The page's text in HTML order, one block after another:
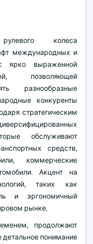
колеса
международных и
ярко выраженной
позволяющей
разнообразные
конкуренты
стратегическим
обслуживают
средств,
коммерческие
Акцент на
таких как
и эргономичный
рынке.
продолжают
детальное понимание